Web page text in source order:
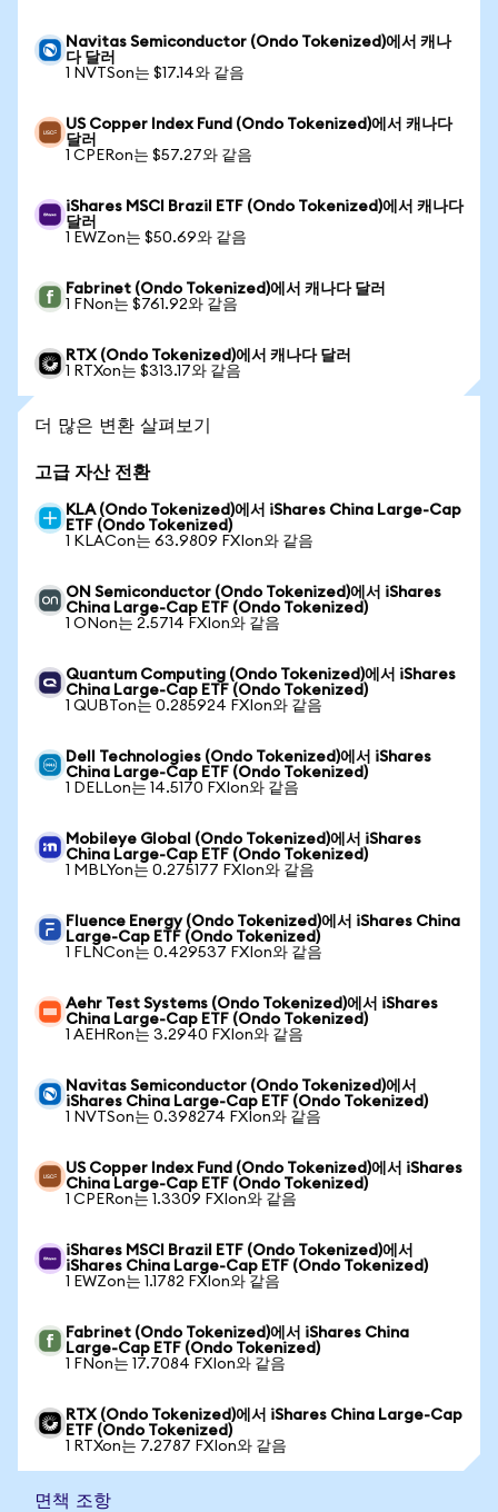
Navitas Semiconductor (Ondo Tokenized)에서 캐나
다 달러
1 NVTSon는 $17.14와 같음
US Copper Index Fund (Ondo Tokenized)에서 캐나다
달러
1 CPERon는 $57.27와 같음
iShares MSCI Brazil ETF (Ondo Tokenized)에서 캐나다
달러
1 EWZon는 $50.69와 같음
Fabrinet (Ondo Tokenized)에서 캐나다 달러
1 FNon는 $761.92와 같음
RTX (Ondo Tokenized)에서 캐나다 달러
1 RTXon는 $313.17와 같음
더 많은 변환 살펴보기
고급 자산 전환
KLA (Ondo Tokenized)에서 iShares China Large-Cap
ETF (Ondo Tokenized)
1 KLACon는 63.9809 FXIon와 같음
ON Semiconductor (Ondo Tokenized)에서 iShares
China Large-Cap ETF (Ondo Tokenized)
1 ONon는 2.5714 FXIon와 같음
Quantum Computing (Ondo Tokenized)에서 iShares
China Large-Cap ETF (Ondo Tokenized)
1 QUBTon는 0.285924 FXIon와 같음
Dell Technologies (Ondo Tokenized)에서 iShares
China Large-Cap ETF (Ondo Tokenized)
1 DELLon는 14.5170 FXIon와 같음
Mobileye Global (Ondo Tokenized)에서 iShares
China Large-Cap ETF (Ondo Tokenized)
1 MBLYon는 0.275177 FXIon와 같음
Fluence Energy (Ondo Tokenized)에서 iShares China
Large-Cap ETF (Ondo Tokenized)
1 FLNCon는 0.429537 FXIon와 같음
Aehr Test Systems (Ondo Tokenized)에서 iShares
China Large-Cap ETF (Ondo Tokenized)
1 AEHRon는 3.2940 FXIon와 같음
Navitas Semiconductor (Ondo Tokenized)에서
iShares China Large-Cap ETF (Ondo Tokenized)
1 NVTSon는 0.398274 FXIon와 같음
US Copper Index Fund (Ondo Tokenized)에서 iShares
China Large-Cap ETF (Ondo Tokenized)
1 CPERon는 1.3309 FXIon와 같음
iShares MSCI Brazil ETF (Ondo Tokenized)에서
iShares China Large-Cap ETF (Ondo Tokenized)
1 EWZon는 1.1782 FXIon와 같음
Fabrinet (Ondo Tokenized)에서 iShares China
Large-Cap ETF (Ondo Tokenized)
1 FNon는 17.7084 FXIon와 같음
RTX (Ondo Tokenized)에서 iShares China Large-Cap
ETF (Ondo Tokenized)
1 RTXon는 7.2787 FXIon와 같음
면책 조항